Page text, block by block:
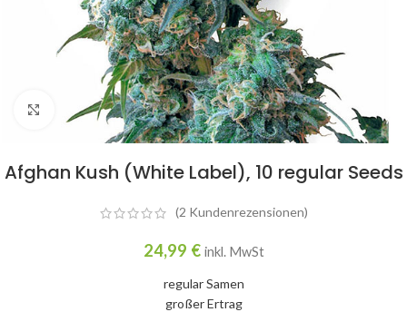
Click to enlarge
Afghan Kush (White Label), 10 regular Seeds
(2 Kundenrezensionen)
24,99 € inkl. MwSt
regular Samen
großer Ertrag